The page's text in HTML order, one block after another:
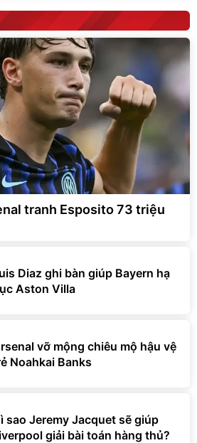
tranh Esposito 73 triệu
Diaz ghi bàn giúp Bayern hạ
Aston Villa
vỡ mộng chiêu mộ hậu vệ
Noahkai Banks
sao Jeremy Jacquet sẽ giúp
giải bài toán hàng thủ?